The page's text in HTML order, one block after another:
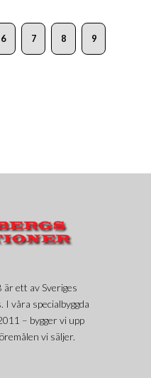
6 7 8 9
ett av Sveriges
våra specialbyggda
– bygger vi upp
vi säljer.